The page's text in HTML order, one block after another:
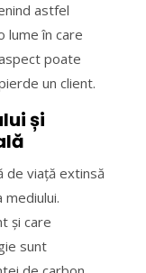
astfel
lume în care
poate
un client.
și
de viață extinsă
și care
sunt